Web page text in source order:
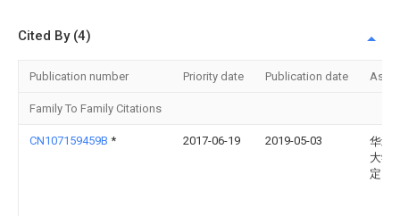
Cited By (4)
Publication number Priority date Publication date
Family To Family Citations
CN107159459B * 2017-06-19 2019-05-03
华北
大学
定）